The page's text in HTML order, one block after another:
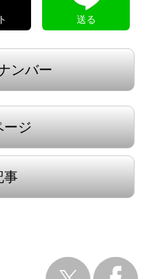
送る
ンバー
ージ
事